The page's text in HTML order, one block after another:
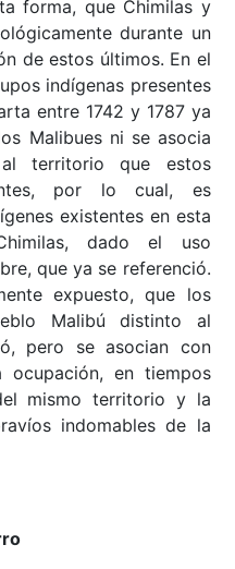
forma, que Chimilas y
durante un
de estos últimos. En el
indígenas presentes
entre 1742 y 1787 ya
Malibues ni se asocia
territorio que estos
por lo cual, es
existentes en esta
dado el uso
que ya se referenció.
expuesto, que los
Malibú distinto al
pero se asocian con
en tiempos
mismo territorio y la
indomables de la